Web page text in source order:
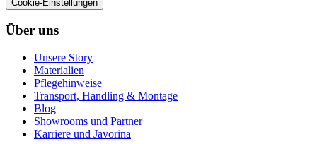
Cookie-Einstellungen
Über uns
Unsere Story
Materialien
Pflegehinweise
Transport, Handling & Montage
Blog
Showrooms und Partner
Karriere und Javorina